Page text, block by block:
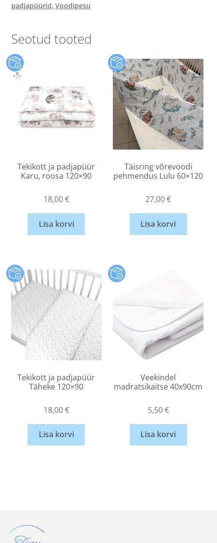
padjapüürid, Voodipesu
Seotud tooted
Tekikott ja padjapüür
Karu, roosa 120×90
18,00€
Lisa korvi
Täisring võrevoodi
pehmendus Lulu 60×120
27,00€
Lisa korvi
Tekikott ja padjapüür
Täheke 120×90
18,00€
Lisa korvi
Veekindel
madratsikaitse 40x90cm
5,50€
Lisa korvi